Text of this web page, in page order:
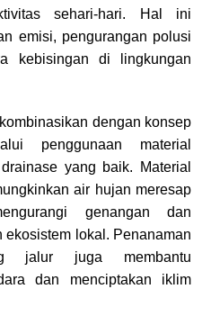
sehari-hari. Hal ini
emisi, pengurangan polusi
kebisingan di lingkungan
dengan konsep
penggunaan material
yang baik. Material
air hujan meresap
genangan dan
lokal. Penanaman
jalur juga membantu
dan menciptakan iklim